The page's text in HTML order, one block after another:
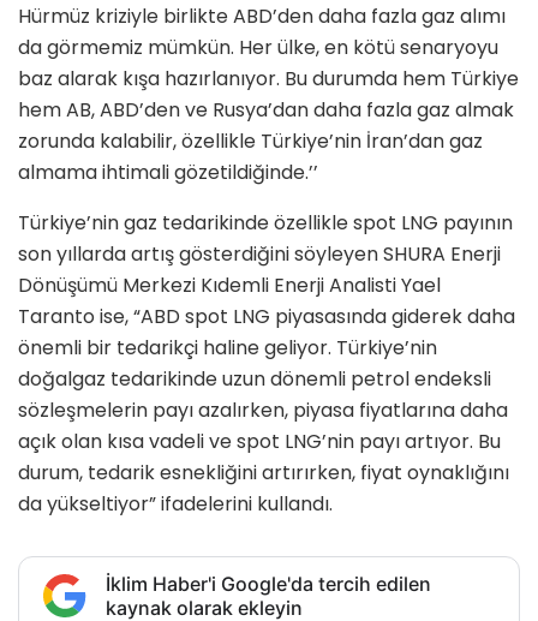
Hürmüz kriziyle birlikte ABD’den daha fazla gaz alımı
da görmemiz mümkün. Her ülke, en kötü senaryoyu
baz alarak kışa hazırlanıyor. Bu durumda hem Türkiye
hem AB, ABD’den ve Rusya’dan daha fazla gaz almak
zorunda kalabilir, özellikle Türkiye’nin İran’dan gaz
almama ihtimali gözetildiğinde.’’
Türkiye’nin gaz tedarikinde özellikle spot LNG payının
son yıllarda artış gösterdiğini söyleyen SHURA Enerji
Dönüşümü Merkezi Kıdemli Enerji Analisti Yael
Taranto ise, “ABD spot LNG piyasasında giderek daha
önemli bir tedarikçi haline geliyor. Türkiye’nin
doğalgaz tedarikinde uzun dönemli petrol endeksli
sözleşmelerin payı azalırken, piyasa fiyatlarına daha
açık olan kısa vadeli ve spot LNG’nin payı artıyor. Bu
durum, tedarik esnekliğini artırırken, fiyat oynaklığını
da yükseltiyor” ifadelerini kullandı.
İklim Haber'i Google'da tercih edilen
kaynak olarak ekleyin